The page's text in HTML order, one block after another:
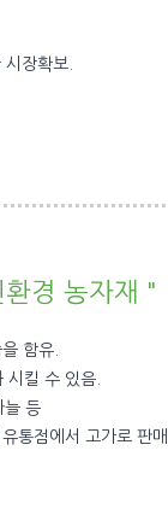
장확보.
경 농자재 "
함유.
시킬 수 있음.
늘 등
통점에서 고가로 판